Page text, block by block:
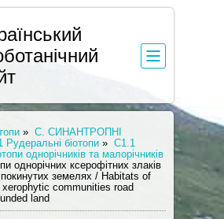
» С. СИНАНТРОПНІ
Рудеральні біотопи » С1.1
однорічників та малорічників
однорічних ксерофітних злаків
покинутих земелях / Habitats of
communities road
land